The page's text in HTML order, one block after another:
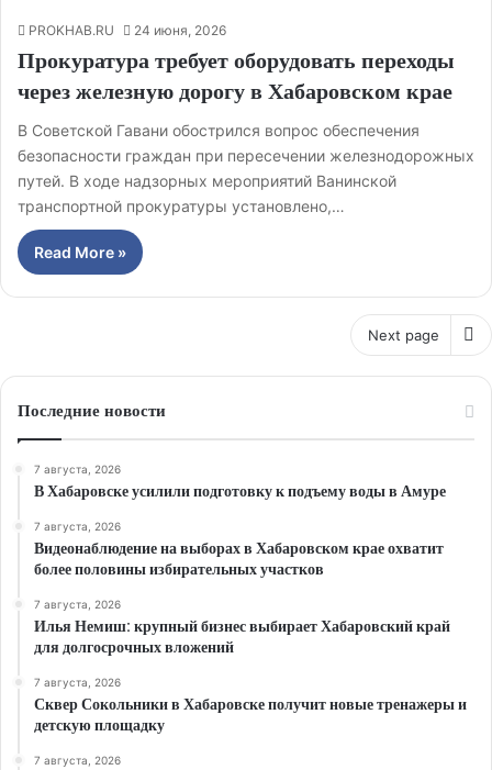
PROKHAB.RU 24 июня, 2026
Прокуратура требует оборудовать переходы
через железную дорогу в Хабаровском крае
В Советской Гавани обострился вопрос обеспечения
безопасности граждан при пересечении железнодорожных
путей. В ходе надзорных мероприятий Ванинской
транспортной прокуратуры установлено,…
Read More »
Next page
Последние новости
7 августа, 2026
В Хабаровске усилили подготовку к подъему воды в Амуре
7 августа, 2026
Видеонаблюдение на выборах в Хабаровском крае охватит
более половины избирательных участков
7 августа, 2026
Илья Немиш: крупный бизнес выбирает Хабаровский край
для долгосрочных вложений
7 августа, 2026
Сквер Сокольники в Хабаровске получит новые тренажеры и
детскую площадку
7 августа, 2026